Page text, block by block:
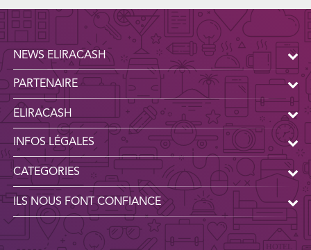
NEWS ELIRACASH
PARTENAIRE
ELIRACASH
INFOS LÉGALES
CATEGORIES
ILS NOUS FONT CONFIANCE